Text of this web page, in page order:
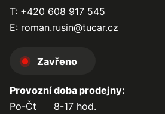
T: +420 608 917 545
E: roman.rusin@tucar.cz
Zavřeno
Provozní doba prodejny:
Po-Čt
8-17 hod.